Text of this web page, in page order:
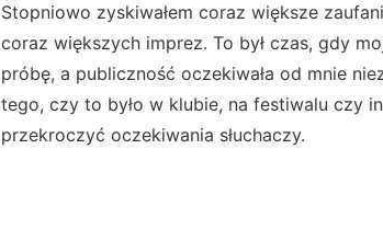
Stopniowo zyskiwałem coraz większe
coraz większych imprez. To był czas, gdy
próbę, a publiczność oczekiwała od mnie
tego, czy to było w klubie, na festiwalu czy
przekroczyć oczekiwania słuchaczy.